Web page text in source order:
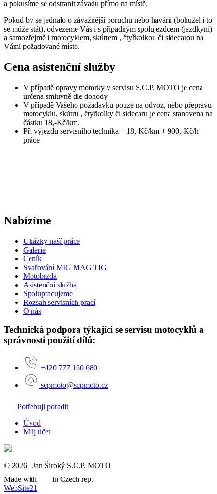
a pokusíme se odstranit závadu přímo na místě.
Pokud by se jednalo o závažnější poruchu nebo havárii (bohužel i to
se může stát), odvezeme Vás i s případným spolujezdcem (jezdkyní)
a samozřejmě i motocyklem, skútrem , čtyřkolkou či sidecarou na
Vámi požadované místo.
Cena asistenční služby
V případě opravy motorky v servisu S.C.P. MOTO je cena
určena smluvně dle dohody
V případě Vašeho požadavku pouze na odvoz, nebo přepravu
motocyklu, skútru , čtyřkolky či sidecaru je cena stanovena na
částku 18,-Kč/km.
Při výjezdu servisního technika – 18,-Kč/km + 900,-Kč/h
práce
Nabízíme
Ukázky naší práce
Galerie
Ceník
Svařování MIG MAG TIG
Motobrzda
Asistenční služba
Spolupracujeme
Rozsah servisních prací
O nás
Technická podpora týkající se servisu motocyklů a
správnosti použití dílů:
+420 777 160 680
scpmoto@scpmoto.cz
Potřebuji poradit
Úvod
Můj účet
© 2026 | Jan Široký S.C.P. MOTO
Made with
in Czech rep.
WebSite21